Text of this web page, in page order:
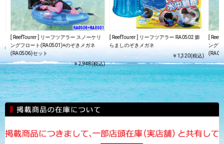
)
[ ReefTourer ] リーフツアラー スノーケリ
ングフロート(RA0501)+のぞきメガネ
(RA0506)セット
￥2,948(税込)
[ ReefTourer ] リーフツアラー RA0502 膨
らましのぞきメガネ
￥1,320(税込)
[
ング